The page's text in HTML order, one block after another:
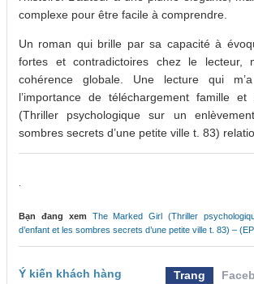
complexe pour être facile à comprendre.
Un roman qui brille par sa capacité à
fortes et contradictoires chez le lecteur,
cohérence globale. Une lecture qui
l’importance de téléchargement famille
(Thriller psychologique sur un
sombres secrets d’une petite ville t. 83)
Bạn đang xem
The Marked Girl (Thriller
d’enfant et les sombres secrets d’une petite ville t. 83) –
Ý kiến khách hàng Trang